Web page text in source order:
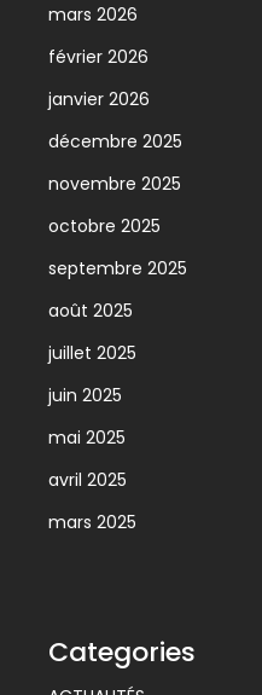
mars 2026
février 2026
janvier 2026
décembre 2025
novembre 2025
octobre 2025
septembre 2025
août 2025
juillet 2025
juin 2025
mai 2025
avril 2025
mars 2025
Categories